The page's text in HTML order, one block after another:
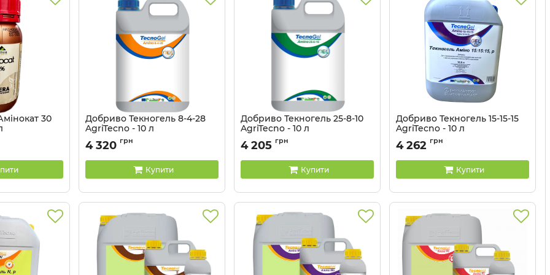
30
Добриво Текногель 8-4-28
AgriTecno - 10 л
Артикул: 3201046
4 320 грн
Купити
Добриво Текногель 25-8-10
AgriTecno - 10 л
Артикул: 3201044
4 205 грн
Купити
Добриво Текногель 15-15-15
AgriTecno - 10 л
Артикул: 3201043
4 262 грн
Купити